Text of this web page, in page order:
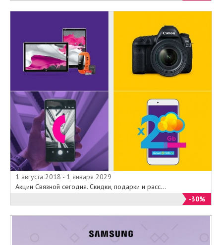
1 августа 2018 - 1 января 2029
Акции Связной сегодня. Скидки, подарки и расс...
-30%